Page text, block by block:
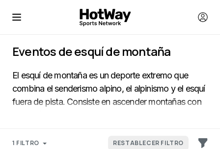
Eventos de esquí de montaña
El esquí de montaña es un deporte extremo que
combina el senderismo alpino, el alpinismo y el esquí
fuera de pista. Consiste en ascender montañas con
para los amantes del freeride y la aventura en alta
1 FILTRO RESTABLECER FILTRO